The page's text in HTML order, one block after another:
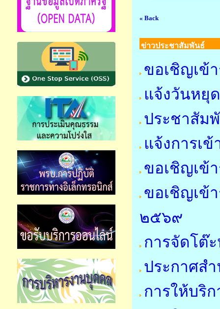
« Back
ข่าวประชาสัมพันธ์
ขอเชิญเข้
แจ้งวันหยุ
ประชาสัม
แจ้งการเ
ขอเชิญเข้
ขอเชิญเข้
๒๕๖๙
การจัดโต๊
ประกาศส
การให้บริ